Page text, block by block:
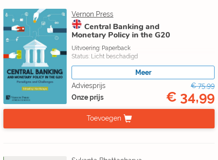
Vernon Press
Central Banking and
Monetary Policy in the G20
Uitvoering: Paperback
Status: Licht beschadigd
Meer
Adviesprijs
€ 75,99
Onze prijs
€ 34,99
Toevoegen